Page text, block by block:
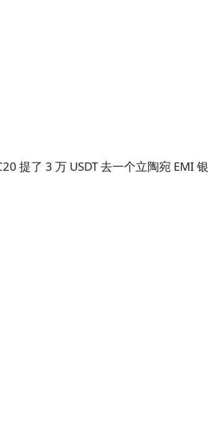
提了 3 万 USDT 去一个立陶宛 EMI 银